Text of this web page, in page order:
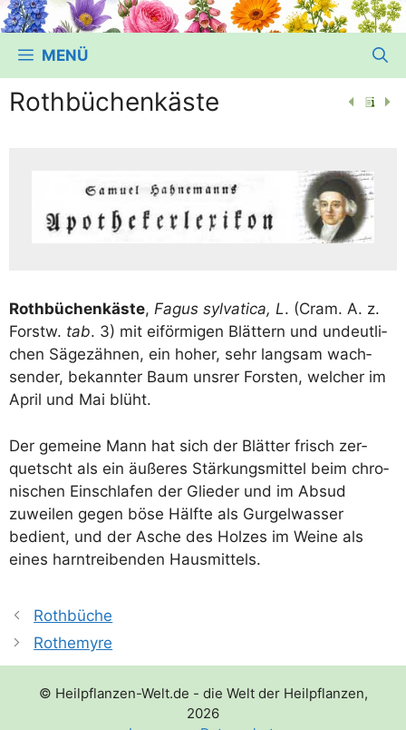
MENÜ
Rothbüchenkäste
Roth­bü­chen­käs­te, Fagus syl­va­ti­ca, L. (Cram. A. z.
Forstw. tab. 3) mit eiför­mi­gen Blät­tern und undeut­li­
chen Säge­zäh­nen, ein hoher, sehr lang­sam wach­
sen­der, bekann­ter Baum uns­rer Fors­ten, wel­cher im
April und Mai blüht.
Der gemei­ne Mann hat sich der Blät­ter frisch zer­
quetscht als ein äuße­res Stär­kungs­mit­tel beim chro­
ni­schen Ein­schla­fen der Glie­der und im Absud
zuwei­len gegen böse Hälf­te als Gur­gel­was­ser
bedient, und der Asche des Hol­zes im Wei­ne als
eines harn­trei­ben­den Hausmittels.
Rothbüche
Rothemyre
© Heilpflanzen-Welt.de - die Welt der Heilpflanzen,
2026